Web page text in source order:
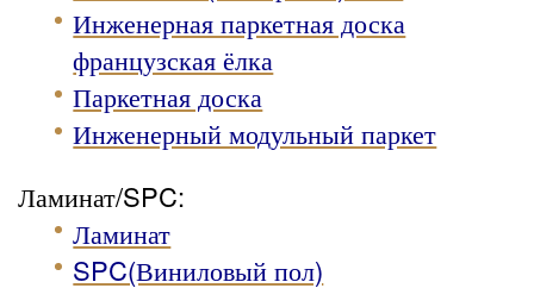
Инженерная паркетная доска
французская ёлка
Паркетная доска
Инженерный модульный паркет
Ламинат/SPC:
Ламинат
SPC(Виниловый пол)